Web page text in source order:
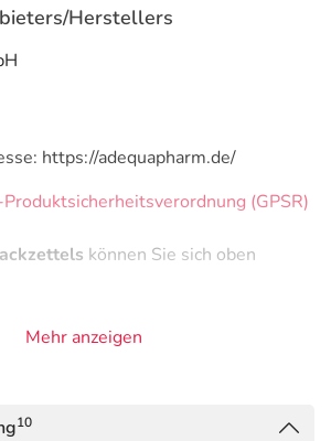
Herstellers
https://adequapharm.de/
(GPSR)
können Sie sich oben
Mehr anzeigen
10